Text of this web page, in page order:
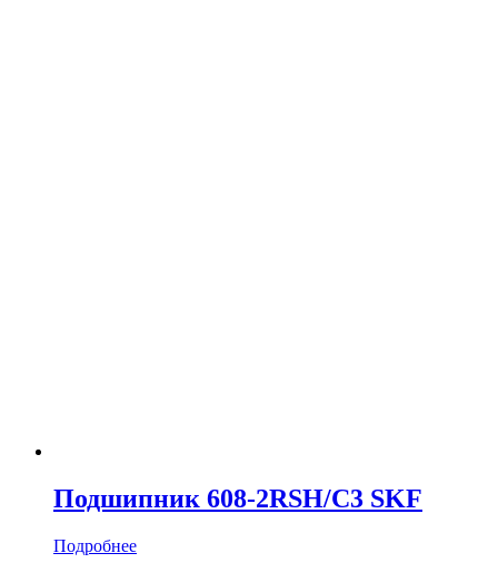
Подшипник 608-2RSH/C3 SKF
Подробнее